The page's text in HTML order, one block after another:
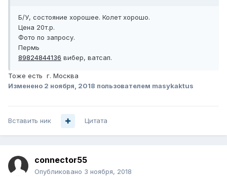
Б/У, состояние хорошее. Колет хорошо.
Цена 20т.р.
Фото по запросу.
Пермь
89824844136 вибер, ватсап.
Тоже есть г. Москва
Изменено 2 ноября, 2018 пользователем masykaktus
Вставить ник Цитата
connector55
Опубликовано 3 ноября, 2018